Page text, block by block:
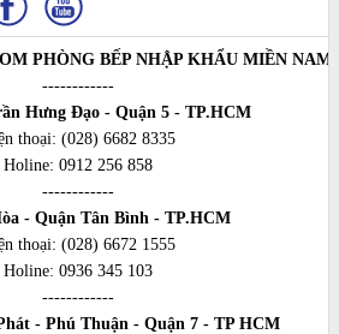
PHÒNG BẾP NHẬP KHẨU MIỀN NAM
------------
Hưng Đạo - Quận 5 - TP.HCM
thoại: (028) 6682 8335
Holine: 0912 256 858
------------
- Quận Tân Bình - TP.HCM
thoại: (028) 6672 1555
Holine: 0936 345 103
------------
- Phú Thuận - Quận 7 - TP HCM